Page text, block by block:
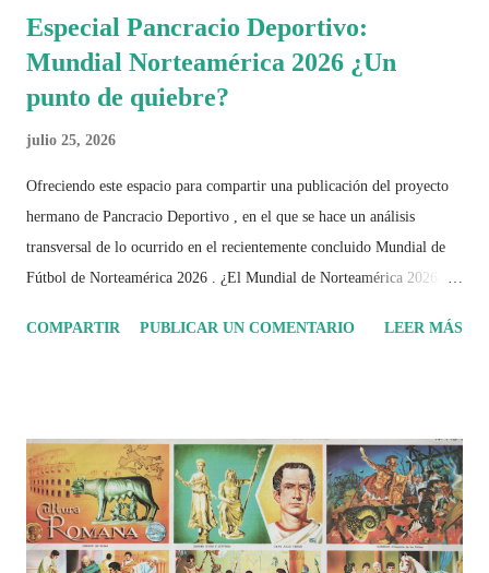
Especial Pancracio Deportivo:
Mundial Norteamérica 2026 ¿Un
punto de quiebre?
julio 25, 2026
Ofreciendo este espacio para compartir una publicación del proyecto
hermano de Pancracio Deportivo , en el que se hace un análisis
transversal de lo ocurrido en el recientemente concluido Mundial de
Fútbol de Norteamérica 2026 . ¿El Mundial de Norteamérica 2026 ha
el recorrido de cada selección con infografías inspiradas en la
2026 ¿Un punto de quiebre?" Este especial de Pancracio Deportivo no
busca decir únicamente quién ganó o quién perdió. Busca responder si
este Mundial marcó un antes y un después en la forma de entender el
deporte, la identidad nacional, la globalización, la comercialización y
COMPARTIR PUBLICAR UN COMENTARIO LEER MÁS